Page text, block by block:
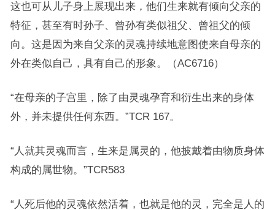
这也可从儿子身上展现出来，他们生来就有倾向父亲的
特征，甚至有时孙子、曾孙有类似祖父、曾祖父的倾
向。这是因为来自父亲的灵魂持续地意图使来自母亲的
外在类似自己，具有自己的形象。（AC6716）
“在母亲的子宫里，除了由灵魂孕育和衍生出来的身体
外，并未提供任何东西。”TCR 167。
“人就其灵魂而言，生来是属灵的，他披戴着由物质身体
构成的属世物。”TCR583
“人死后他的灵魂依然活着，也就是他的灵，完全是人的